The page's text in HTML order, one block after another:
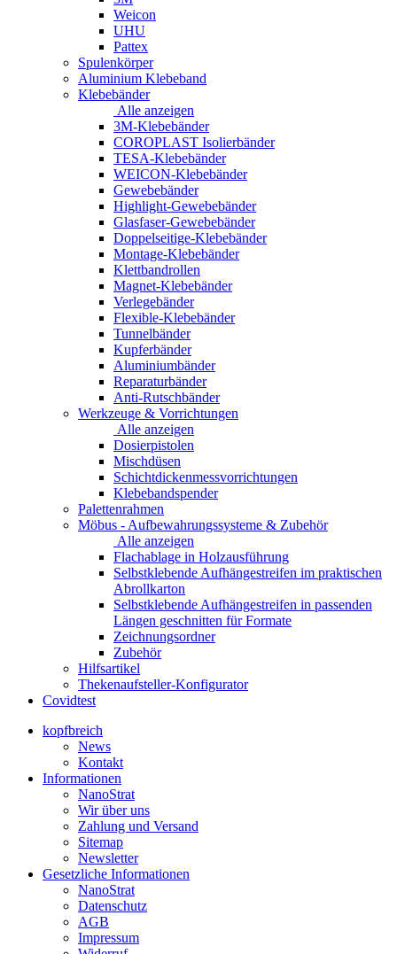
Weicon
UHU
Pattex
Spulenkörper
Aluminium Klebeband
Klebebänder
Alle anzeigen
3M-Klebebänder
COROPLAST Isolierbänder
TESA-Klebebänder
WEICON-Klebebänder
Gewebebänder
Highlight-Gewebebänder
Glasfaser-Gewebebänder
Doppelseitige-Klebebänder
Montage-Klebebänder
Klettbandrollen
Magnet-Klebebänder
Verlegebänder
Flexible-Klebebänder
Tunnelbänder
Kupferbänder
Aluminiumbänder
Reparaturbänder
Anti-Rutschbänder
Werkzeuge & Vorrichtungen
Alle anzeigen
Dosierpistolen
Mischdüsen
Schichtdickenmessvorrichtungen
Klebebandspender
Palettenrahmen
Möbus - Aufbewahrungssysteme & Zubehör
Alle anzeigen
Flachablage in Holzausführung
Selbstklebende Aufhängestreifen im praktischen
Abrollkarton
Selbstklebende Aufhängestreifen in passenden
Längen geschnitten für Formate
Zeichnungsordner
Zubehör
Hilfsartikel
Thekenaufsteller-Konfigurator
Covidtest
kopfbreich
News
Kontakt
Informationen
NanoStrat
Wir über uns
Zahlung und Versand
Sitemap
Newsletter
Gesetzliche Informationen
NanoStrat
Datenschutz
AGB
Impressum